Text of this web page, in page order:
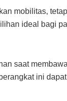
mobilitas,
ideal bagi
saat
ini